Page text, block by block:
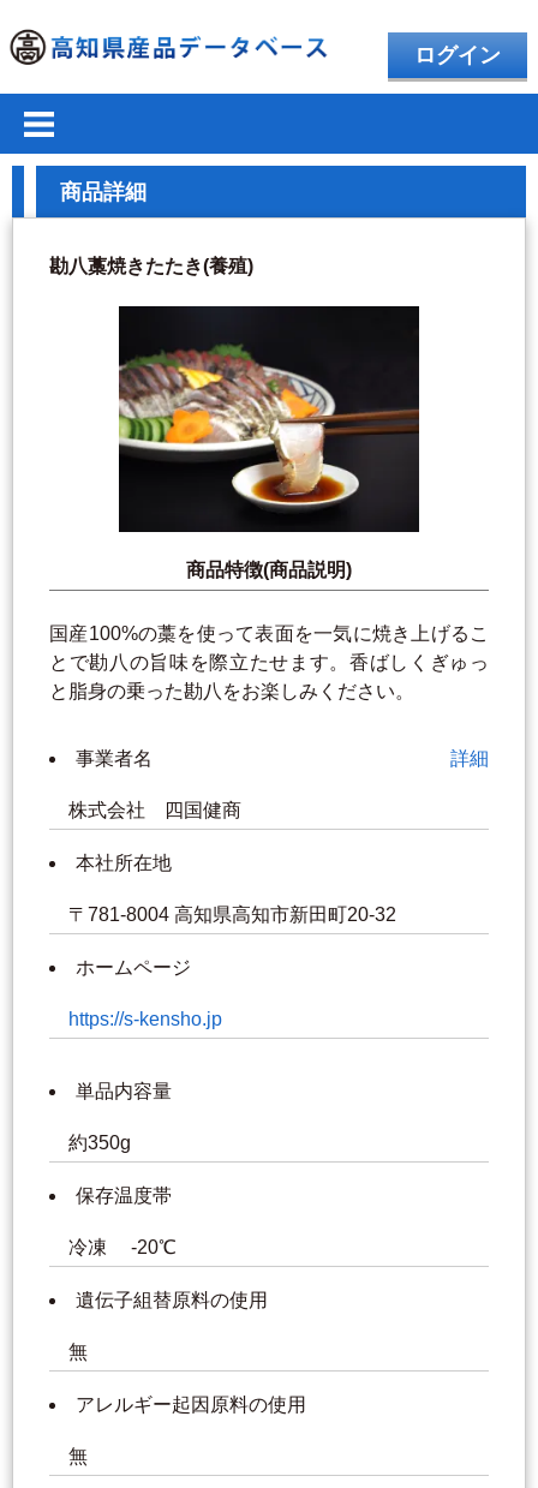
ログイン
商品詳細
勘八藁焼きたたき(養殖)
商品特徴(商品説明)
国産100%の藁を使って表面を一気に焼き上げるこ
とで勘八の旨味を際立たせます。香ばしくぎゅっ
と脂身の乗った勘八をお楽しみください。
事業者名 詳細
株式会社 四国健商
本社所在地
〒781-8004 高知県高知市新田町20-32
ホームページ
https://s-kensho.jp
単品内容量
約350g
保存温度帯
冷凍 -20℃
遺伝子組替原料の使用
無
アレルギー起因原料の使用
無